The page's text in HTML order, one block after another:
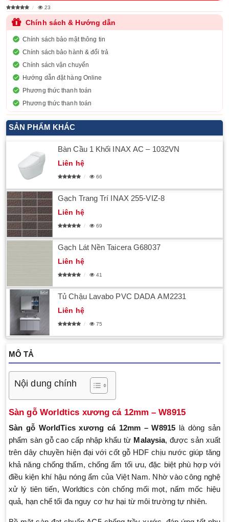
23
Chính sách & Hướng dẫn
Chính sách bảo mật thông tin
Chính sách bảo hành & đổi trả
Chính sách vận chuyển
Hướng dẫn đặt hàng Online
Phương thức thanh toán
Phương thức thanh toán
SẢN PHẨM KHÁC
Bàn Cầu 1 Khối INAX AC – 1032VN
Liên hệ
66
Gạch Trang Trí INAX 255-VIZ-8
Liên hệ
69
Gạch Lát Nền Taicera G68037
Liên hệ
41
Tủ Chậu Lavabo PVC DADA AM2231
Liên hệ
75
MÔ TẢ
Nội dung chính
Sàn gỗ Worldtics xương cá 12mm – W8915
Sàn gỗ WorldTics xương cá 12mm – W8915 là dòng sản
phẩm sàn gỗ cao cấp nhập khẩu từ Malaysia, được sản xuất
trên dây chuyền hiện đại với cốt gỗ HDF chịu nước giúp tăng
khả năng chống thấm, chống ẩm tối ưu, đặc biệt phù hợp với
điều kiện khí hậu nóng ẩm của Việt Nam. Nhờ vào công nghệ
xử lý tiên tiến, Worldtics còn chống mối mọt, nấm mốc hiệu
quả, hạn chế tối đa nguy cơ hư hại từ môi trường tự nhiên.